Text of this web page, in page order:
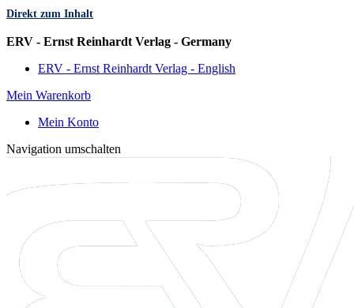
Direkt zum Inhalt
ERV - Ernst Reinhardt Verlag - Germany
ERV - Ernst Reinhardt Verlag - English
Mein Warenkorb
Mein Konto
Navigation umschalten